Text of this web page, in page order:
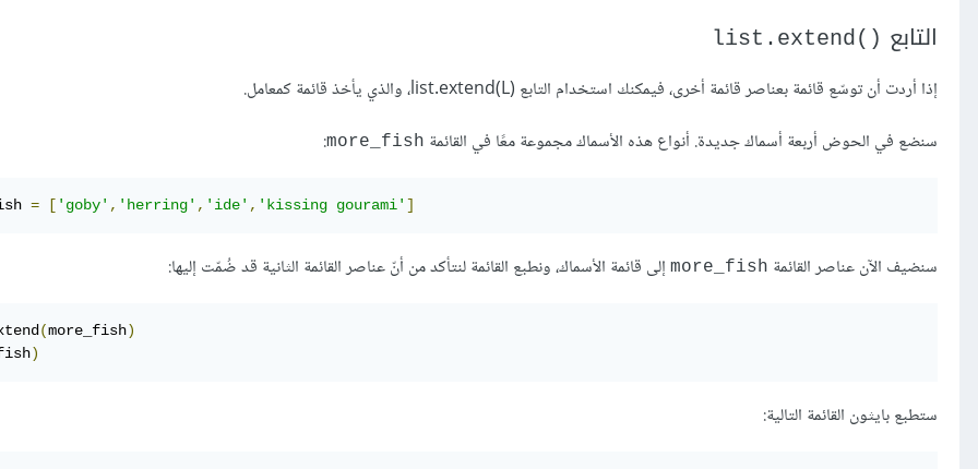
التابع list.extend()‎
إذا أردت أن توسّع قائمة بعناصر قائمة أخرى، فيمكنك استخدام التابع list.extend(L)
، والذي يأخذ قائمة كمعامل.
سنضع في الحوض أربعة أسماك جديدة. أنواع هذه الأسماك مجموعة معًا في القائمة more_fish
:
= [ 'goby' , 'herring' , 'ide' , 'kissing gourami' ]
سنضيف الآن عناصر القائمة more_fish إلى قائمة الأسماك، ونطبع القائمة لنتأكد من أنّ عناصر القائمة الثانية قد ضُمّت إليها:
(more_fish)
)
ستطبع بايثون القائمة التالية: